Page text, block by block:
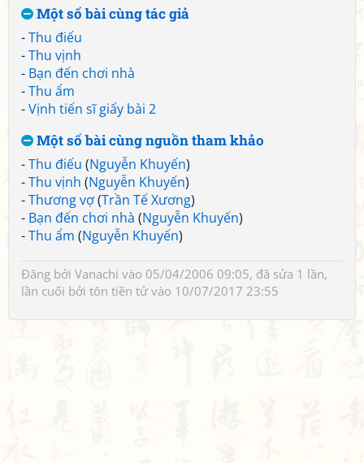
Một số bài cùng tác giả
-Thu điếu
-Thu vịnh
- Bạn đến chơi nhà
-Thu ẩm
-Vịnh tiến sĩ giấy bài 2
Một số bài cùng nguồn tham khảo
-Thu điếu (Nguyễn Khuyến)
-Thu vịnh (Nguyễn Khuyến)
-Thương vợ(Trần Tế Xương)
- Bạn đến chơi nhà (Nguyễn Khuyến)
-Thu ẩm (Nguyễn Khuyến)
Đăng bởi Vanachi vào 05/04/2006 09:05, đã sửa 1 lần,
lần cuối bởi tôn tiền tửvào 10/07/2017 23:55